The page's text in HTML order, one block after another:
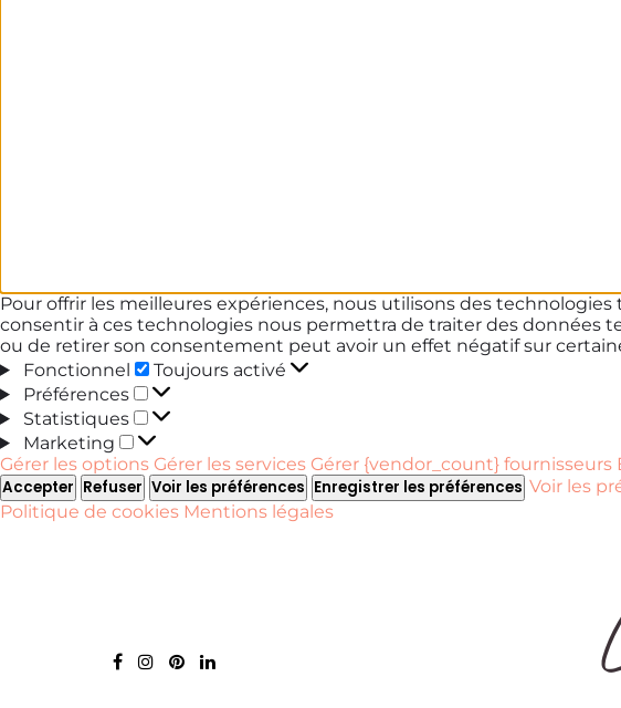
Pour offrir les meilleures expériences, nous utilisons des
consentir à ces technologies nous permettra de traiter des données
ou de retirer son consentement peut avoir un effet négatif sur
Fonctionnel
Fonctionnel
Toujours activé
Préférences
Préférences
Statistiques
Statistiques
Marketing
Marketing
Gérer les options Gérer les services Gérer {vendor_count} fournisseurs
Accepter Refuser Voir les préférences Enregistrer les préférences Voir les
Politique de cookies Mentions légales